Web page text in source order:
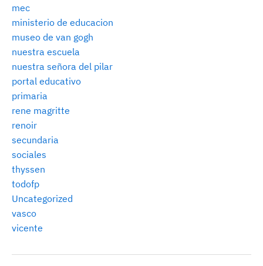
mec
ministerio de educacion
museo de van gogh
nuestra escuela
nuestra señora del pilar
portal educativo
primaria
rene magritte
renoir
secundaria
sociales
thyssen
todofp
Uncategorized
vasco
vicente